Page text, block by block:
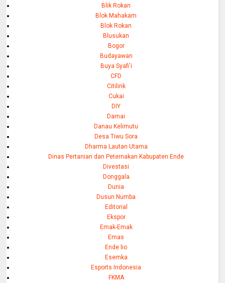
Blik Rokan
Blok Mahakam
Blok Rokan
Blusukan
Bogor
Budayawan
Buya Syafi'i
CFD
Citilink
Cukai
DIY
Damai
Danau Kelimutu
Desa Tiwu Sora
Dharma Lautan Utama
Dinas Pertanian dan Peternakan Kabupaten Ende
Divestasi
Donggala
Dunia
Dusun Numba
Editorial
Ekspor
Emak-Emak
Emas
Ende lio
Esemka
Esports Indonesia
FKMA